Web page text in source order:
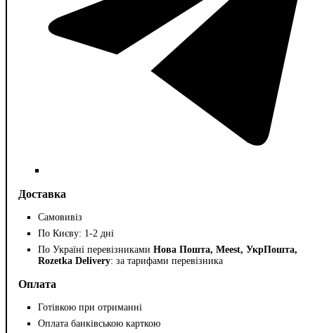
Доставка
Самовивіз
По Києву: 1-2 дні
По Україні перевізниками Нова Пошта, Meest, УкрПошта,
Rozetka Delivery: за тарифами перевізника
Оплата
Готівкою при отриманні
Оплата банківською карткою